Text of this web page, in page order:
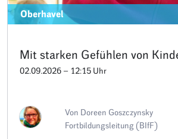
Oberhavel
Mit starken Gefühlen von
02.09.2026 – 12:15 Uhr
Von Doreen Goszczynsky
Fortbildungsleitung (BIfF)